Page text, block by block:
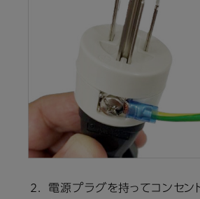
電源プラグを持ってコンセン